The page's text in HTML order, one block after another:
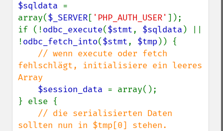
$sqldata =
array($_SERVER[ 'PHP_AUTH_USER' ]);
if (!odbc_execute($stmt, $sqldata ) ||
!odbc_fetch_into($stmt, $tmp )) {
// wenn execute oder fetch
fehlschlägt, initialisiere ein leeres
Array
$session_data = array();
} else {
// die serialisierten Daten
sollten nun in $tmp[0] stehen.